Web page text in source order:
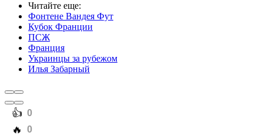
Читайте еще:
Фонтене Вандея Фут
Кубок Франции
ПСЖ
Франция
Украинцы за рубежом
Илья Забарный
️👍 0
️🔥 0